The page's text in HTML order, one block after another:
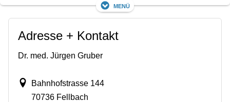
Menü
Adresse + Kontakt
Dr. med. Jürgen Gruber
Bahnhofstrasse 144
70736 Fellbach